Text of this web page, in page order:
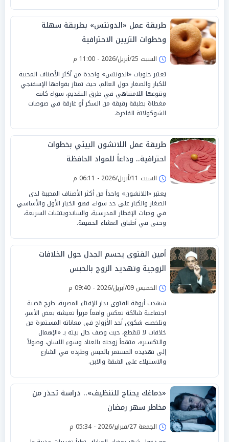
طريقة عمل «الدونتس» بطريقة سهلة
وخطوات التزيين الاحترافية
السبت 25/أبريل/2026 - 11:00 م
تعتبر حلويات «الدونتس» واحدة من أكثر الأصناف المحببة
للكبار والصغار حول العالم، حيث تمتاز بقوامها الإسفنجي
وتنوعها اللامتناهي في طرق التقديم، سواء كانت
مغطاة بطبقة رقيقة من السكر أو غارقة في صوصات
الشوكولاتة الفاخرة.
طريقة عمل اللانشون البيتي بخطوات
احترافية.. وداعاً للمواد الحافظة
السبت 11/أبريل/2026 - 06:11 م
يعتبر «اللانشون» واحداً من أكثر الأصناف المحببة لدى
الصغار والكبار على حد سواء، فهو الخيار الأول والأساسي
في وجبات الإفطار المدرسية، والساندويتشات السريعة،
وحتى في أطباق العشاء الخفيفة.
أمين الفتوى يحسم الجدل حول الخلافات
الزوجية وتهديد الزوج بالحبس
الخميس 09/أبريل/2026 - 09:40 م
شهدت أروقة الفتوى بدار الإفتاء المصرية، طرح قضية
اجتماعية شائكة تعكس واقعاً مريراً تعيشه بعض الأسر،
وتلخصت شكوى أحد الأزواج في معاناته المستمرة من
خلافات لا تنقطع، حيث وصف حال بيته بـ «الإهمال
والتكسير»، متهماً زوجته بالعناد وسوء اللسان، وصولاً
إلى تهديده المستمر بالحبس وطرده في الشارع
والاستيلاء على الشقة والابن.
«دماغك يحتاج للتنظيف».. دراسة تحذر من
مخاطر سهر رمضان
الجمعة 27/فبراير/2026 - 05:34 م